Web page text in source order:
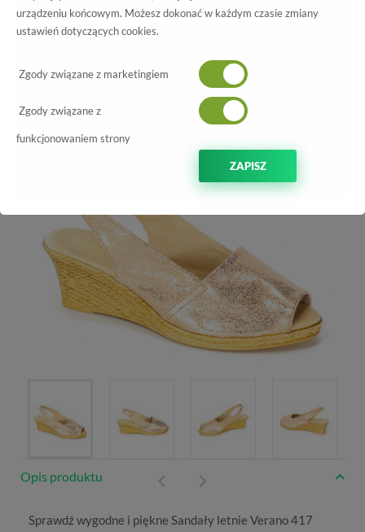
Wszystkie produkty
417 Belus Cobre
Opis produktu
Sprawdź wygodne i piękne Sandały letnie Verano 417
urządzeniu końcowym. Możesz dokonać w każdym czasie zmiany
ustawień dotyczących cookies.
Zgody związane z marketingiem
Zgody związane z
funkcjonowaniem strony
ZAPISZ